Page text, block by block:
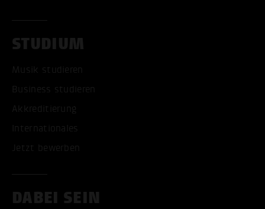
STUDIUM
Musik studieren
Business studieren
Akkreditierung
Internationales
Jetzt bewerben
DABEI SEIN